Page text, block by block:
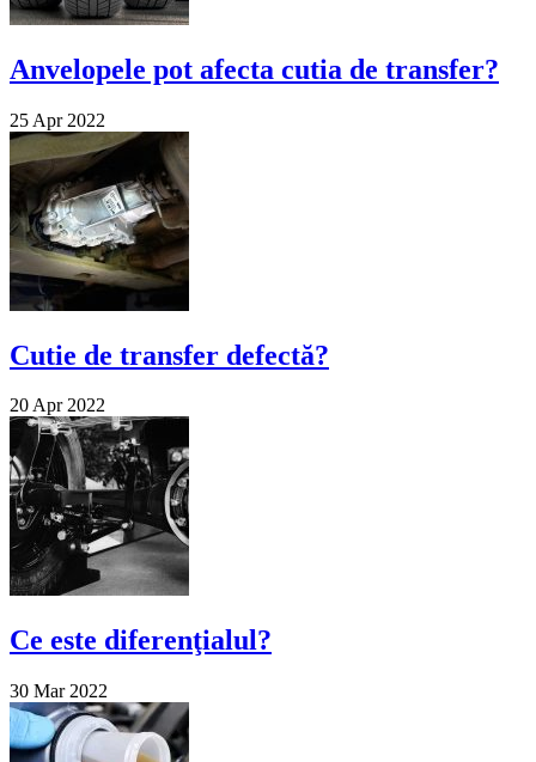
Anvelopele pot afecta cutia de transfer?
25 Apr 2022
Cutie de transfer defectă?
20 Apr 2022
Ce este diferenţialul?
30 Mar 2022